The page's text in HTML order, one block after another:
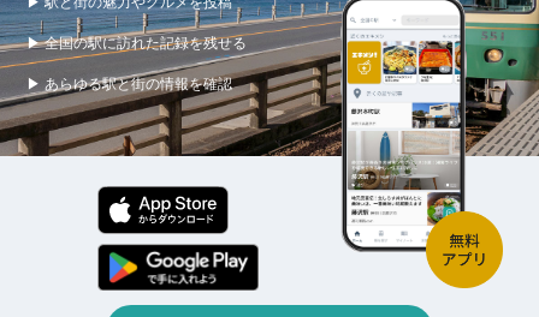
▶ 全国の駅に訪れた記録を残せる
▶ あらゆる駅と街の情報を確認